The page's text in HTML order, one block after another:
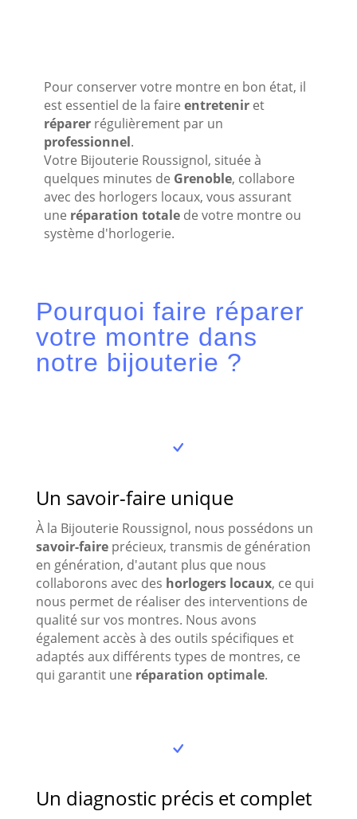
Pour conserver votre montre en bon état, il
est essentiel de la faire entreteniret
réparerrégulièrement par un
professionnel.
Votre Bijouterie Roussignol, située à
quelques minutes de Grenoble, collabore
avec des horlogers locaux, vous assurant
une réparation totalede votre montre ou
système d'horlogerie.
Pourquoi faire réparer
votre montre dans
notre bijouterie ?
Un savoir-faire unique
À la Bijouterie Roussignol, nous possédons un
savoir-faireprécieux, transmis de génération
en génération, d'autant plus que nous
collaborons avec des horlogers locaux, ce qui
nous permet de réaliser des interventions de
qualité sur vos montres. Nous avons
également accès à des outils spécifiques et
adaptés aux différents types de montres, ce
qui garantit une réparation optimale.
Un diagnostic précis et complet